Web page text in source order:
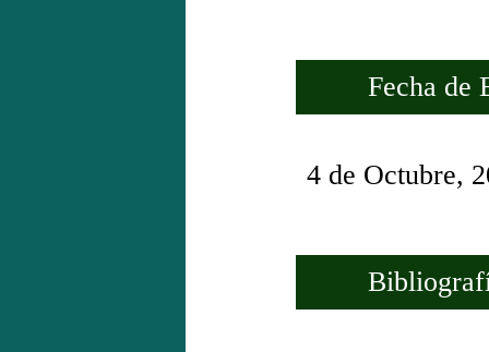
Fecha de
4 de Octubre,